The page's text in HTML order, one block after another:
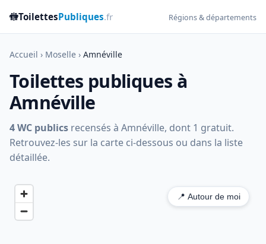
🚻ToilettesPubliques.fr Régions & départements
Accueil › Moselle › Amnéville
Toilettes publiques à
Amnéville
4 WC publics recensés à Amnéville, dont 1 gratuit.
Retrouvez-les sur la carte ci-dessous ou dans la liste
détaillée.
📍 Autour de moi